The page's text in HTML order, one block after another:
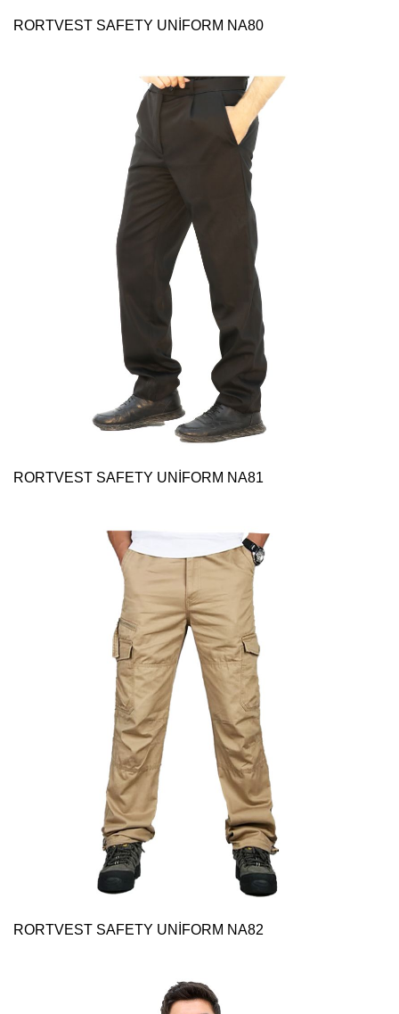
RORTVEST SAFETY UNİFORM NA80
RORTVEST SAFETY UNİFORM NA81
RORTVEST SAFETY UNİFORM NA82